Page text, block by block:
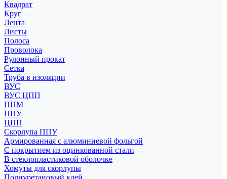
Квадрат
Круг
Лента
Листы
Полоса
Проволока
Рулонный прокат
Сетка
Труба в изоляции
ВУС
ВУС ЦПП
ППМ
ППУ
ЦПП
Скорлупа ППУ
Армированная с алюминиевой фольгой
С покрытием из оцинкованной стали
В стеклопластиковой оболочке
Хомуты для скорлупы
Полиуретановый клей